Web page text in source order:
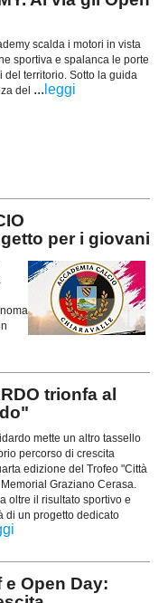
scalda i motori in vista
sportiva e spalanca le porte
del territorio. Sotto la guida
del ... leggi
per i giovani
trionfa al
mette un altro tassello
percorso di crescita
edizione del Trofeo "Città
Graziano Cerasa.
oltre il risultato sportivo e
di un progetto dedicato
Open Day: